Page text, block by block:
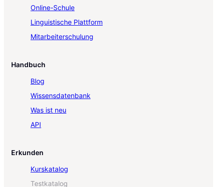
Online-Schule
Linguistische Plattform
Mitarbeiterschulung
Handbuch
Blog
Wissensdatenbank
Was ist neu
API
Erkunden
Kurskatalog
Testkatalog